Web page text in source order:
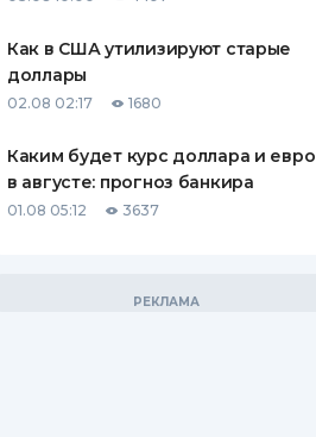
Как в США утилизируют старые
доллары
02.08 02:17 1680
Каким будет курс доллара и евро
в августе: прогноз банкира
01.08 05:12 3637